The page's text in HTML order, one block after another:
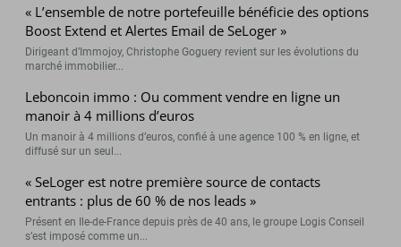
« L’ensemble de notre portefeuille bénéficie des options
Boost Extend et Alertes Email de SeLoger »
Dirigeant d’Immojoy, Christophe Goguery revient sur les évolutions du
marché immobilier...
Leboncoin immo : Ou comment vendre en ligne un
manoir à 4 millions d’euros
Un manoir à 4 millions d’euros, confié à une agence 100 % en ligne, et
diffusé sur un seul...
« SeLoger est notre première source de contacts
entrants : plus de 60 % de nos leads »
Présent en Ile-de-France depuis près de 40 ans, le groupe Logis Conseil
s’est imposé comme un...